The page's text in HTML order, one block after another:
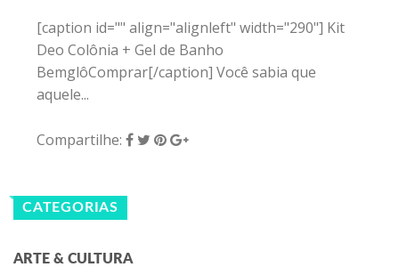
[caption id="" align="alignleft" width="290"] Kit
Deo Colônia + Gel de Banho
BemglôComprar[/caption] Você sabia que
aquele...
Compartilhe:
CATEGORIAS
ARTE & CULTURA